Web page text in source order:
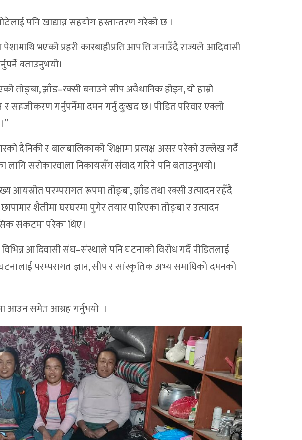
पनि खाद्यान्न सहयोग हस्तान्तरण गरेको छ ।
भएको प्रहरी कारबाहीप्रति आपत्ति जनाउँदै राज्यले आदिवासी
बताउनुभयो।
तोङ्बा, झाँड–रक्सी बनाउने सीप अवैधानिक होइन, यो हाम्रो
सहजीकरण गर्नुपर्नेमा दमन गर्नु दुःखद छ। पीडित परिवार एक्लो
दैनिकी र बालबालिकाको शिक्षामा प्रत्यक्ष असर परेको उल्लेख गर्दै
लागि सरोकारवाला निकायसँग संवाद गरिने पनि बताउनुभयो।
आयस्रोत परम्परागत रूपमा तोङ्बा, झाँड तथा रक्सी उत्पादन रहँदै
शैलीमा घरघरमा पुगेर तयार पारिएका तोङ्बा र उत्पादन
संकटमा परेका थिए।
आदिवासी संघ–संस्थाले पनि घटनाको विरोध गर्दै पीडितलाई
परम्परागत ज्ञान, सीप र सांस्कृतिक अभ्यासमाथिको दमनको
आउन समेत आग्रह गर्नुभयो ।